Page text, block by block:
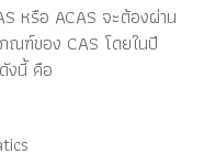
หรือ ACAS จะต้องผ่าน
ณฑ์ของ CAS โดยในปี
งนี้ คือ